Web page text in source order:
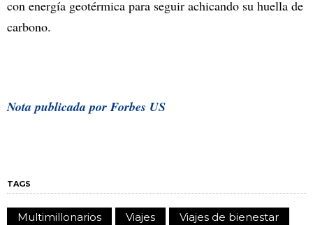
con energía geotérmica para seguir achicando su huella de
carbono.
Nota publicada por Forbes US
TAGS
Multimillonarios Viajes
Viajes de bienestar